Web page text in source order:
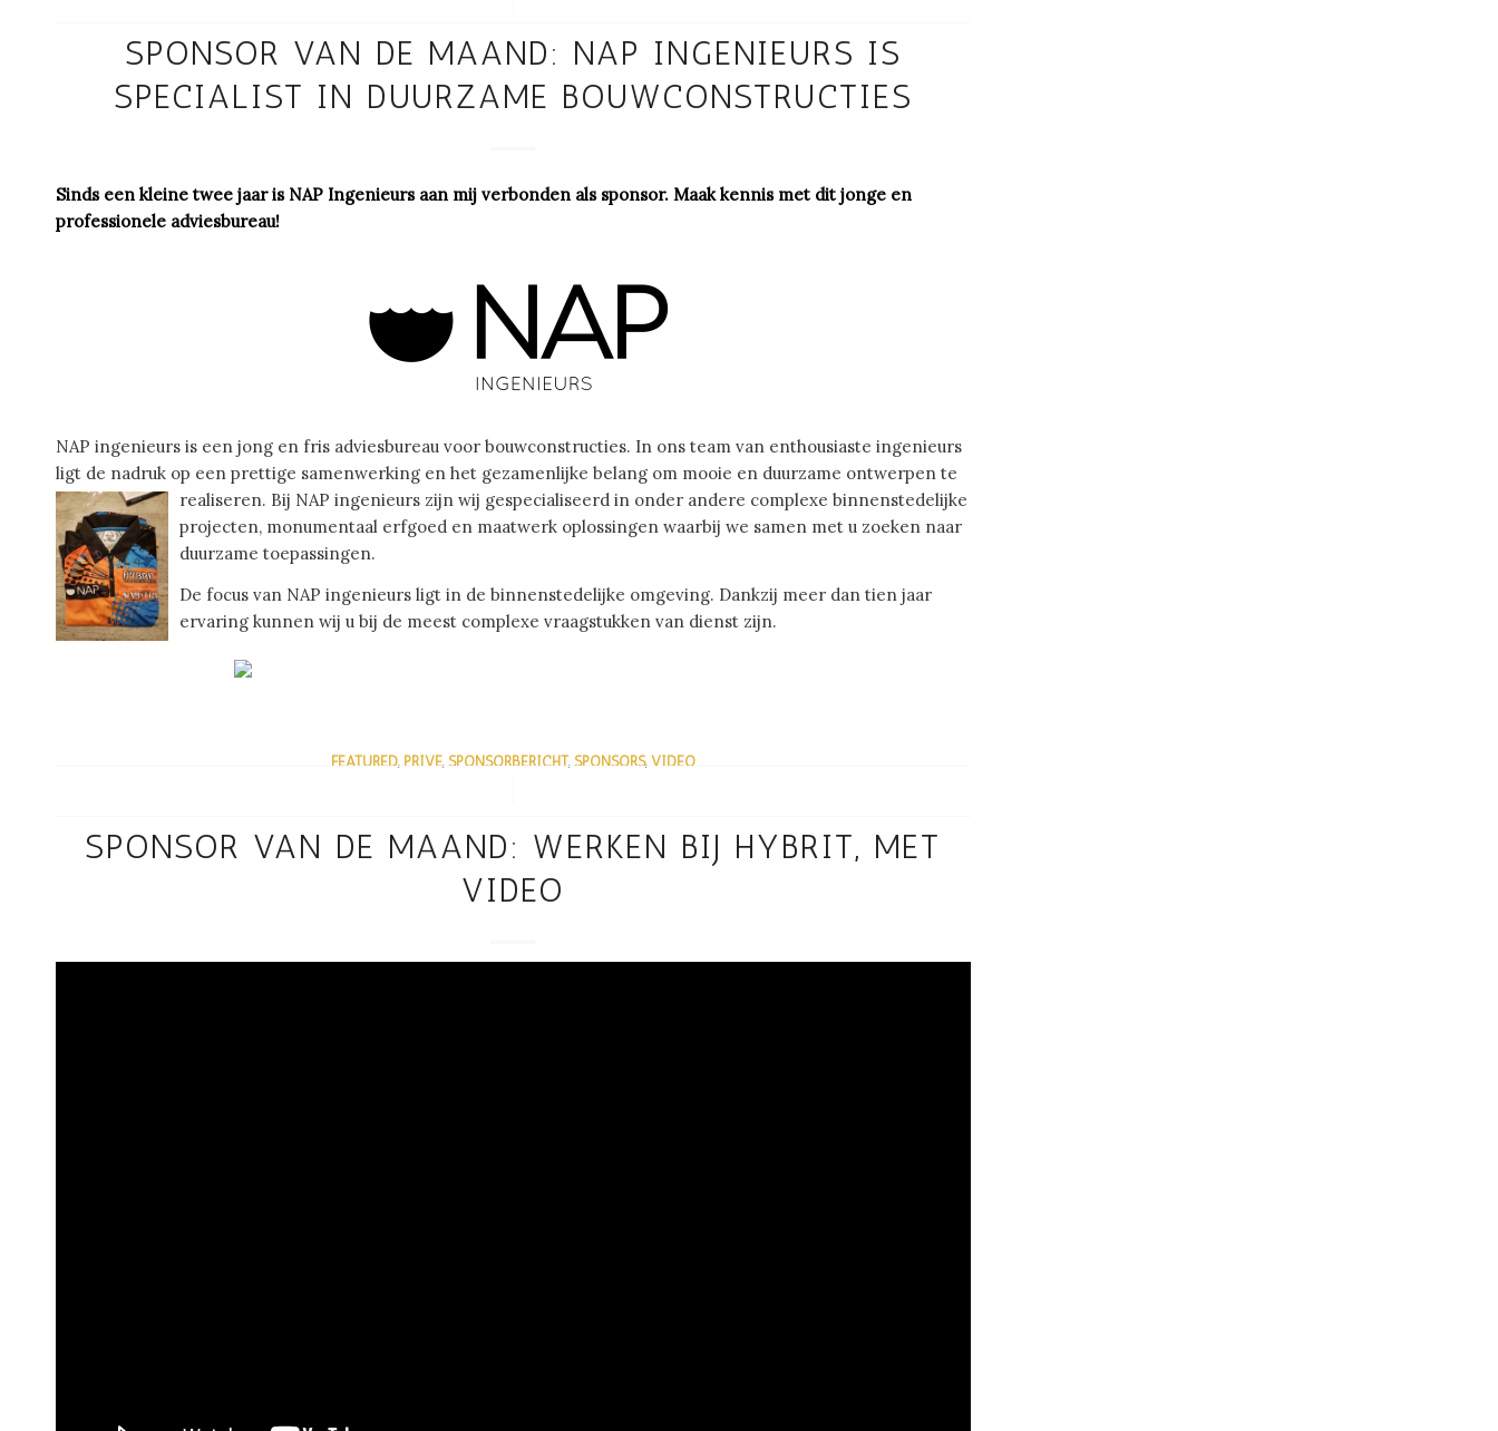
SPONSOR VAN DE MAAND: NAP INGENIEURS IS
SPECIALIST IN DUURZAME BOUWCONSTRUCTIES
Sinds een kleine twee jaar is NAP Ingenieurs aan mij verbonden als sponsor. Maak kennis met dit jonge en
professionele adviesbureau!
NAP ingenieurs is een jong en fris adviesbureau voor bouwconstructies. In ons team van enthousiaste ingenieurs
ligt de nadruk op een prettige samenwerking en het gezamenlijke belang om mooie en duurzame ontwerpen te
realiseren. Bij NAP ingenieurs zijn wij gespecialiseerd in onder andere complexe binnenstedelijke
projecten, monumentaal erfgoed en maatwerk oplossingen waarbij we samen met u zoeken naar
duurzame toepassingen.
De focus van NAP ingenieurs ligt in de binnenstedelijke omgeving. Dankzij meer dan tien jaar
ervaring kunnen wij u bij de meest complexe vraagstukken van dienst zijn.
FEATURED, PRIVÉ, SPONSORBERICHT, SPONSORS,VIDEO
SPONSOR VAN DE MAAND: WERKEN BIJ HYBRIT, MET
VIDEO